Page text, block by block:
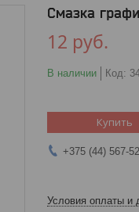
Смазка
12 руб.
В наличии Код:
Купить
+375 (44) 567-
Условия оплаты и